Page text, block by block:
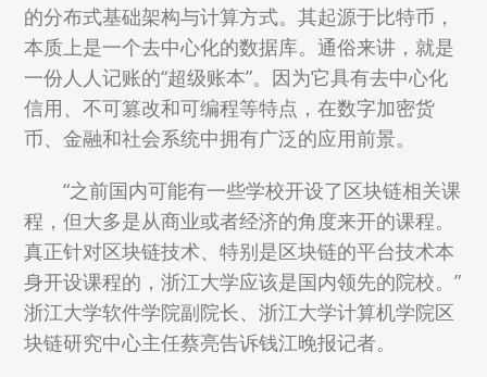
的分布式基础架构与计算方式。其起源于比特币，
本质上是一个去中心化的数据库。通俗来讲，就是
一份人人记账的“超级账本”。因为它具有去中心化
信用、不可篡改和可编程等特点，在数字加密货
币、金融和社会系统中拥有广泛的应用前景。
“之前国内可能有一些学校开设了区块链相关课
程，但大多是从商业或者经济的角度来开的课程。
真正针对区块链技术、特别是区块链的平台技术本
身开设课程的，浙江大学应该是国内领先的院校。”
浙江大学软件学院副院长、浙江大学计算机学院区
块链研究中心主任蔡亮告诉钱江晚报记者。